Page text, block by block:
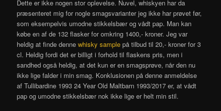
Dette er ikke nogen stor oplevelse. Nuvel, whiskyen har da
præsenteret mig for nogle smagsvarianter jeg ikke har prøvet før,
som eksempelvis umodne stikkelsbær og vådt pap. Man kan
købe en af de 132 flasker for omkring 1400,- kroner. Jeg var
heldig at finde dennewhisky sample på tilbud til 20,- kroner for 3
cl. Heldig fordi det er billigt i forhold til flaskens pris, men i
sandhed også heldig, at det kun er en smagsprøve, når den nu
ikke lige falder i min smag. Konklusionen på denne anmeldelse
af Tullibardine 1993 24 Year Old Maltbarn 1993/2017 er, at vådt
pap og umodne stikkelsbær nok ikke lige er helt min stil.